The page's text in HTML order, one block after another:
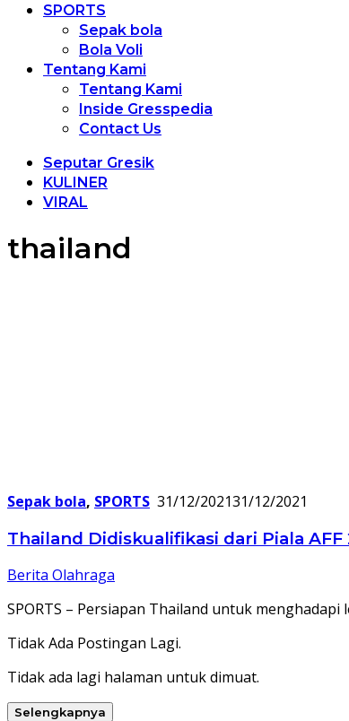
SPORTS
Sepak bola
Bola Voli
Tentang Kami
Tentang Kami
Inside Gresspedia
Contact Us
Seputar Gresik
KULINER
VIRAL
thailand
Sepak bola, SPORTS 31/12/202131/12/2021
Thailand Didiskualifikasi dari Piala
Berita Olahraga
SPORTS – Persiapan Thailand untuk
Tidak Ada Postingan Lagi.
Tidak ada lagi halaman untuk dimuat.
Selengkapnya